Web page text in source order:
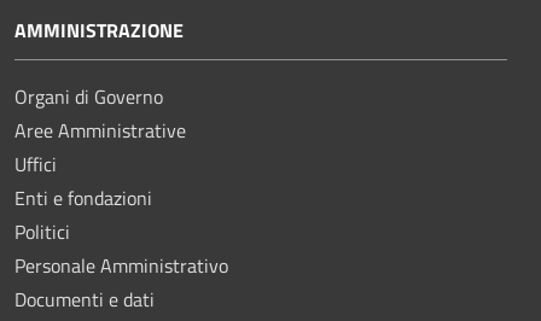
AMMINISTRAZIONE
Organi di Governo
Aree Amministrative
Uffici
Enti e fondazioni
Politici
Personale Amministrativo
Documenti e dati